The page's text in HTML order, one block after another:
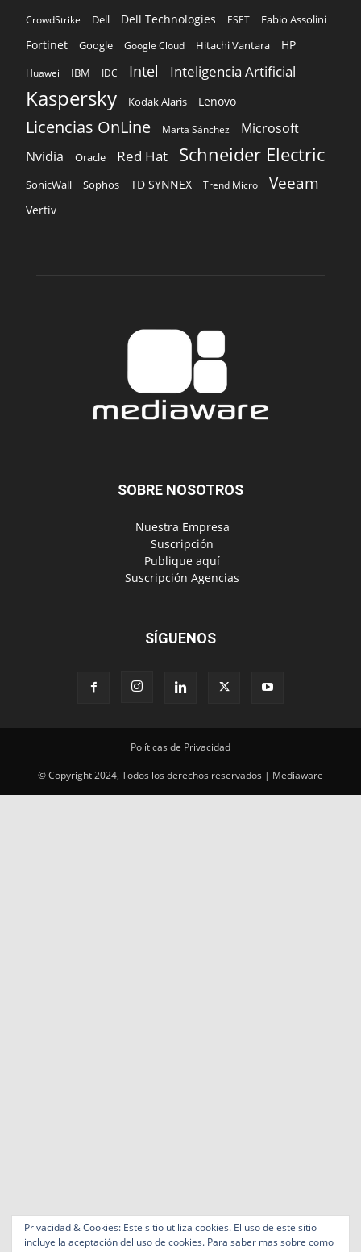
CrowdStrike
Dell Dell Technologies ESET Fabio Assolini
Fortinet Google Google Cloud Hitachi Vantara HP
Huawei IBM IDC Intel Inteligencia Artificial
Kaspersky Kodak Alaris Lenovo
Licencias OnLine Marta Sánchez
Microsoft
Nvidia
Oracle Red Hat Schneider Electric
SonicWall Sophos TD SYNNEX Trend Micro Veeam
Vertiv
SOBRE NOSOTROS
‎ Nuestra Empresa
‎ Suscripción
‎ Publique aquí
‎ Suscripción Agencias
SÍGUENOS
Políticas de Privacidad
© Copyright 2024, Todos los derechos reservados | Mediaware
Privacidad & Cookies: Este sitio utiliza cookies. El uso de este sitio
incluye la aceptación del uso de cookies. Para saber mas sobre como